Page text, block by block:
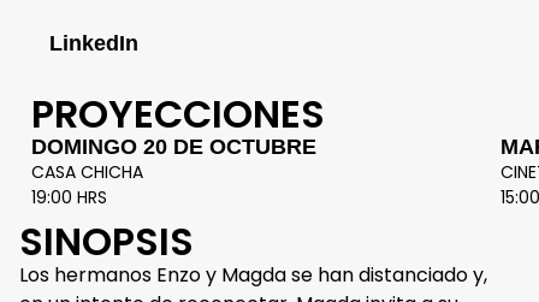
LinkedIn
PROYECCIONES
DOMINGO 20 DE OCTUBRE
CASA CHICHA
19:00 HRS
SINOPSIS
Los hermanos Enzo y Magda se han distanciado y,